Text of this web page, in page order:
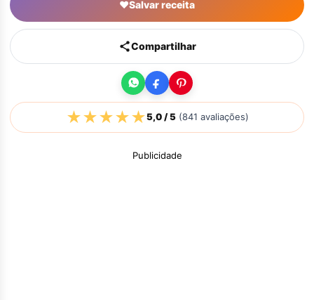
♥Salvar receita
Compartilhar
★★★★★5,0/ 5(841 avaliações)
Publicidade